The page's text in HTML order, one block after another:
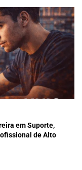
em Suporte,
de Alto